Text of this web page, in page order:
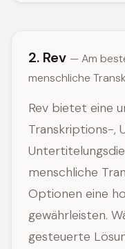
2. Rev — Am
menschliche
Rev bietet eine
Transkriptions-,
menschliche
Optionen eine
gewährleisten.
gesteuerte